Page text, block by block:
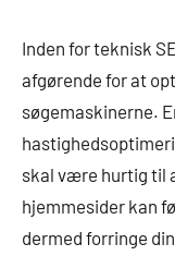
Inden for teknisk
afgørende for at
søgemaskinerne.
skal være hurtig til
hjemmesider kan
dermed forringe